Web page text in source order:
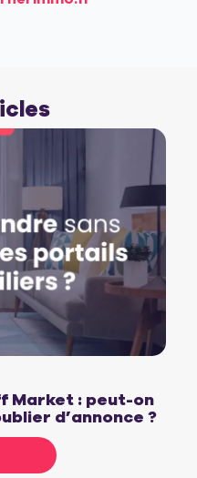
Market : peut-on
d’annonce ?